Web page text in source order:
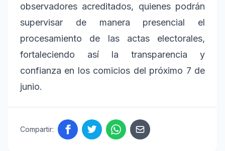
observadores acreditados, quienes podrán
supervisar de manera presencial el
procesamiento de las actas electorales,
fortaleciendo así la transparencia y
confianza en los comicios del próximo 7 de
junio.
Compartir: